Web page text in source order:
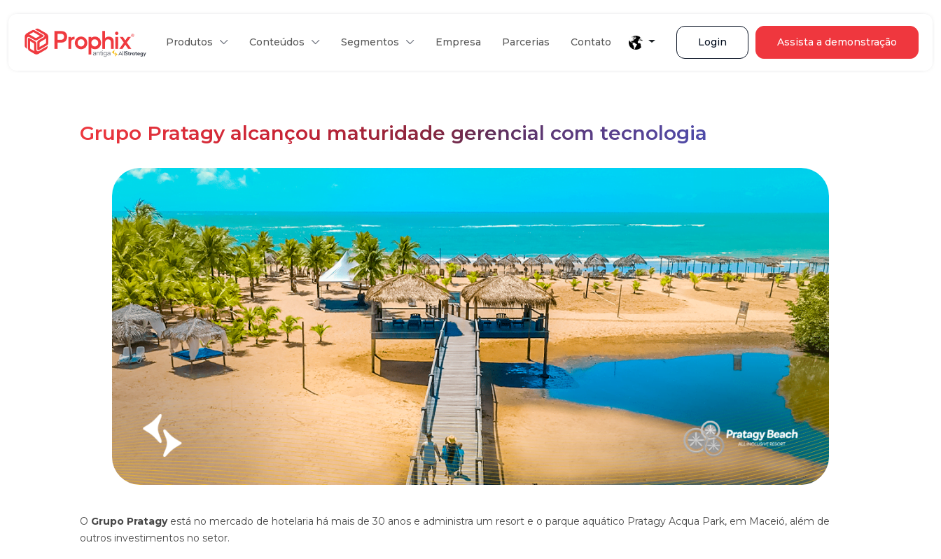
Produtos Conteúdos Segmentos Empresa Parcerias Contato Login Assista a demonstração
Grupo Pratagy alcançou maturidade gerencial com tecnologia
O Grupo Pratagyestá no mercado de hotelaria há mais de 30 anos e administra um resort e o parque aquático Pratagy Acqua Park, em Maceió, além de
outros investimentos no setor.